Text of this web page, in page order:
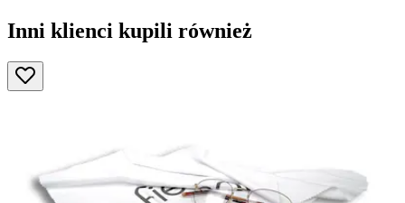
Inni klienci kupili również